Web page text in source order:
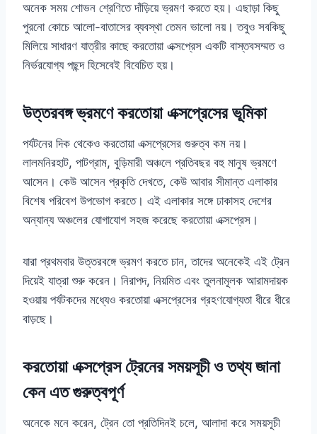
অনেক সময় শোভন শ্রেণিতে দাঁড়িয়ে ভ্রমণ করতে হয়। এছাড়া কিছু
পুরনো কোচে আলো-বাতাসের ব্যবস্থা তেমন ভালো নয়। তবুও সবকিছু
মিলিয়ে সাধারণ যাত্রীর কাছে করতোয়া এক্সপ্রেস একটি বাস্তবসম্মত ও
নির্ভরযোগ্য পছন্দ হিসেবেই বিবেচিত হয়।
উত্তরবঙ্গ ভ্রমণে করতোয়া এক্সপ্রেসের ভূমিকা
পর্যটনের দিক থেকেও করতোয়া এক্সপ্রেসের গুরুত্ব কম নয়।
লালমনিরহাট, পাটগ্রাম, বুড়িমারী অঞ্চলে প্রতিবছর বহু মানুষ ভ্রমণে
আসেন। কেউ আসেন প্রকৃতি দেখতে, কেউ আবার সীমান্ত এলাকার
বিশেষ পরিবেশ উপভোগ করতে। এই এলাকার সঙ্গে ঢাকাসহ দেশের
অন্যান্য অঞ্চলের যোগাযোগ সহজ করেছে করতোয়া এক্সপ্রেস।
যারা প্রথমবার উত্তরবঙ্গে ভ্রমণ করতে চান, তাদের অনেকেই এই ট্রেন
দিয়েই যাত্রা শুরু করেন। নিরাপদ, নিয়মিত এবং তুলনামূলক আরামদায়ক
হওয়ায় পর্যটকদের মধ্যেও করতোয়া এক্সপ্রেসের গ্রহণযোগ্যতা ধীরে ধীরে
বাড়ছে।
করতোয়া এক্সপ্রেস ট্রেনের সময়সূচী ও তথ্য জানা
কেন এত গুরুত্বপূর্ণ
অনেকে মনে করেন, ট্রেন তো প্রতিদিনই চলে, আলাদা করে সময়সূচী